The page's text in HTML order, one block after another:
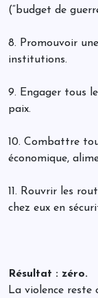
(“budget de
8. Promouvoir
institutions.
9. Engager tous
paix.
10. Combattre
économique,
11. Rouvrir les
chez eux en
Résultat : zéro.
La violence reste